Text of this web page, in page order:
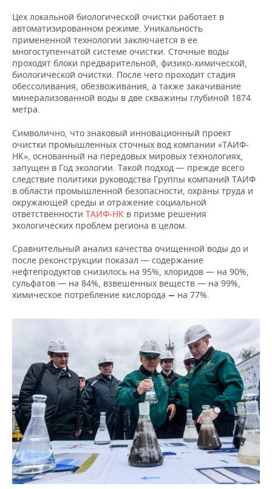
Цех локальной биологической очистки работает в
автоматизированном режиме. Уникальность
примененной технологии заключается в ее
многоступенчатой системе очистки. Сточные воды
проходят блоки предварительной, физико-химической,
биологической очистки. После чего проходит стадия
обессоливания, обезвоживания, а также закачивание
минерализованной воды в две скважины глубиной 1874
метра.
Символично, что знаковый инновационный проект
очистки промышленных сточных вод компании «ТАИФ-
НК», основанный на передовых мировых технологиях,
запущен в Год экологии. Такой подход — прежде всего
следствие политики руководства Группы компаний ТАИФ
в области промышленной безопасности, охраны труда и
окружающей среды и отражение социальной
ответственности ТАИФ-НК в призме решения
экологических проблем региона в целом.
Сравнительный анализ качества очищенной воды до и
после реконструкции показал — содержание
нефтепродуктов снизилось на 95%, хлоридов — на 90%,
сульфатов — на 84%, взвешенных веществ — на 99%,
химическое потребление кислорода — на 77%.